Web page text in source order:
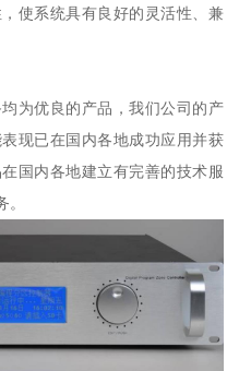
使系统具有良好的灵活性、兼
为优良的产品，我们公司的产
现已在国内各地成功应用并获
国内各地建立有完善的技术服